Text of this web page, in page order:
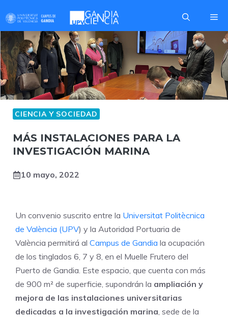
contenido
CIENCIA Y SOCIEDAD
MÁS INSTALACIONES PARA LA
INVESTIGACIÓN MARINA
10 mayo, 2022
Un convenio suscrito entre la Universitat Politècnica
de València (UPV) y la Autoridad Portuaria de
València permitirá al Campus de Gandia la ocupación
de los tinglados 6, 7 y 8, en el Muelle Frutero del
Puerto de Gandia. Este espacio, que cuenta con más
de 900 m² de superficie, supondrán la ampliación y
mejora de las instalaciones universitarias
dedicadas a la investigación marina , sede de la